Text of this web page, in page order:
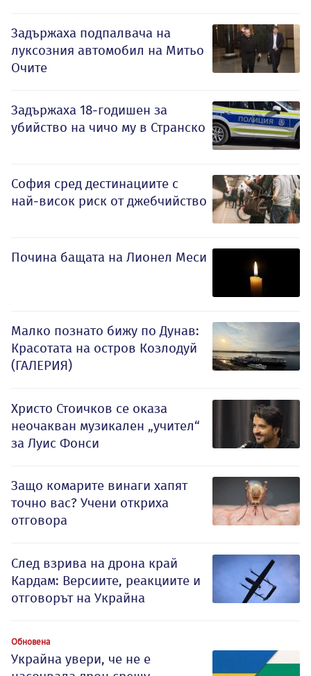
Задържаха подпалвача на
луксозния автомобил на Митьо
Очите
Задържаха 18-годишен за
убийство на чичо му в Странско
София сред дестинациите с
най-висок риск от джебчийство
Почина бащата на Лионел Меси
Малко познато бижу по Дунав:
Красотата на остров Козлодуй
(ГАЛЕРИЯ)
Христо Стоичков се оказа
неочакван музикален „учител“
за Луис Фонси
Защо комарите винаги хапят
точно вас? Учени откриха
отговора
След взрива на дрона край
Кардам: Версиите, реакциите и
отговорът на Украйна
Обновена
Украйна увери, че не е